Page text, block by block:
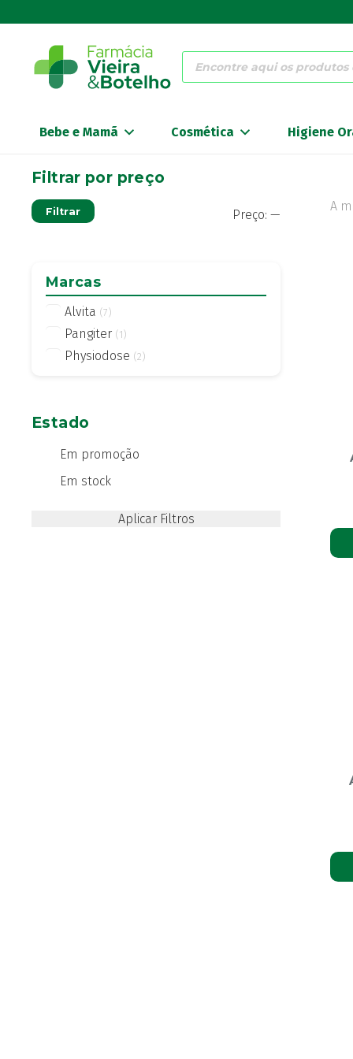
Products
search
Bebe e Mamã Cosmética Higiene
A
Filtrar por preço
Filtrar Preço: —
Marcas
Alvita (7)
Pangiter (1)
Physiodose (2)
Estado
Em promoção
Em stock